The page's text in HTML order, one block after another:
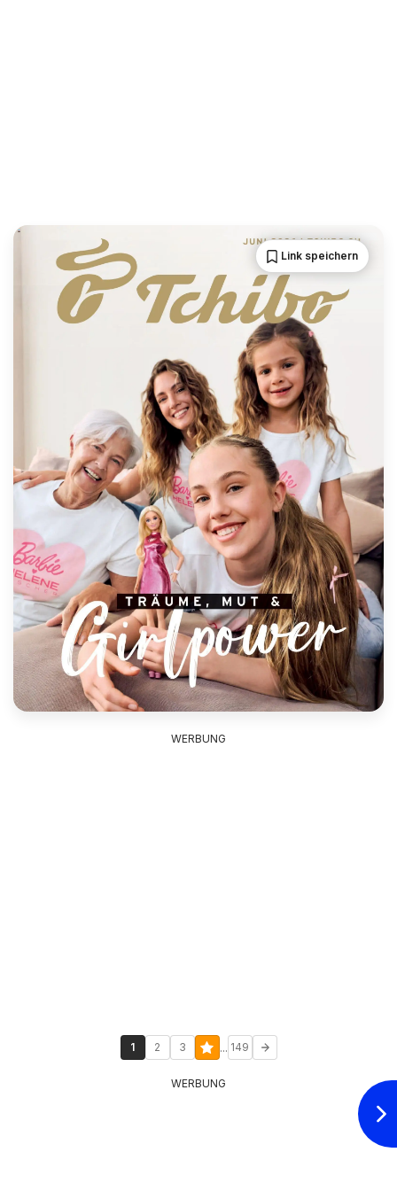
Link speichern
WERBUNG
1 2 3 ... 149
WERBUNG